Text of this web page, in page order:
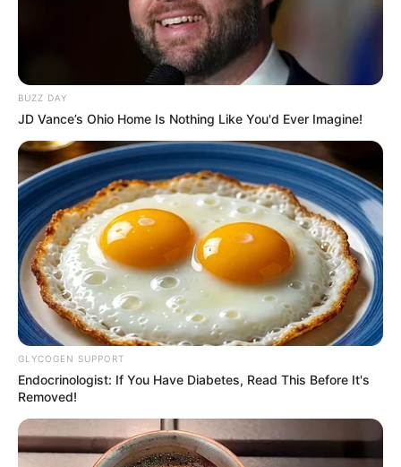
BUZZ DAY
JD Vance’s Ohio Home Is Nothing Like You'd Ever Imagine!
GLYCOGEN SUPPORT
Endocrinologist: If You Have Diabetes, Read This Before It's
Removed!